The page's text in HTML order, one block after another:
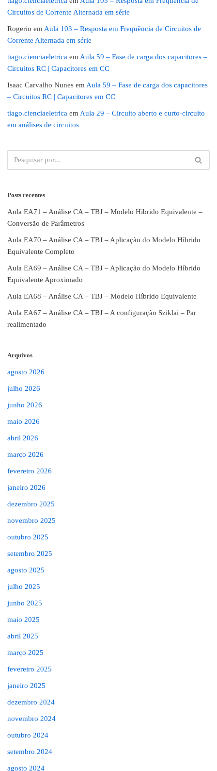
Circuitos de Corrente Alternada em série
Rogerio em Aula 103 – Resposta em Frequência de Circuitos de
Corrente Alternada em série
tiago.cienciaeletrica em Aula 59 – Fase de carga dos capacitores –
Circuitos RC | Capacitores em CC
Isaac Carvalho Nunes em Aula 59 – Fase de carga dos capacitores
– Circuitos RC | Capacitores em CC
tiago.cienciaeletrica em Aula 29 – Circuito aberto e curto-circuito
em análises de circuitos
Posts recentes
Aula EA71 – Análise CA – TBJ – Modelo Híbrido Equivalente –
Conversão de Parâmetros
Aula EA70 – Análise CA – TBJ – Aplicação do Modelo Híbrido
Equivalente Completo
Aula EA69 – Análise CA – TBJ – Aplicação do Modelo Híbrido
Equivalente Aproximado
Aula EA68 – Análise CA – TBJ – Modelo Híbrido Equivalente
Aula EA67 – Análise CA – TBJ – A configuração Sziklai – Par
realimentado
Arquivos
agosto 2026
julho 2026
junho 2026
maio 2026
abril 2026
março 2026
fevereiro 2026
janeiro 2026
dezembro 2025
novembro 2025
outubro 2025
setembro 2025
agosto 2025
julho 2025
junho 2025
maio 2025
abril 2025
março 2025
fevereiro 2025
janeiro 2025
dezembro 2024
novembro 2024
outubro 2024
setembro 2024
agosto 2024